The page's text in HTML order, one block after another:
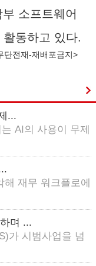
소프트웨어
동하고 있다.
단전재-재배포금지>
...
AI의 사용이 무제
재무 워크플로에
며 ...
가 시범사업을 넘